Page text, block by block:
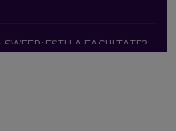
EȘTI LA FACULTATE?